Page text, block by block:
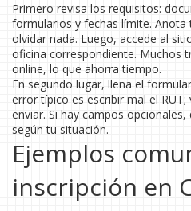
Primero revisa los requisitos:
formularios y fechas límite.
olvidar nada. Luego, accede al
oficina correspondiente. Muchos
online, lo que ahorra tiempo.
En segundo lugar, llena el
error típico es escribir mal el
enviar. Si hay campos
según tu situación.
Ejemplos
inscripción en